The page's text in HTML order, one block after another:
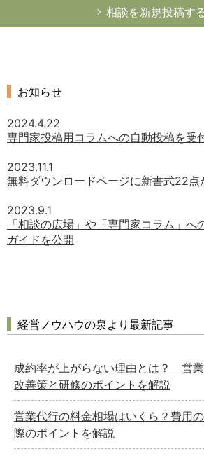
相談を新規投稿す
選択してください
労務管理
企業法務
総務の給湯室
お知らせ
2024.4.22
専門家投稿用コラムへの自動投稿を受
2023.11.1
無料ダウンロードページに新書式22点
2023.9.1
「相談の広場」や「専門家コラム」へ
ガイドを公開
経営ノウハウの泉より最新記事
成約率が上がらない理由とは？ 営
改善策と研修のポイントを解説
営業代行の料金相場はいくら？費用
際のポイントを解説